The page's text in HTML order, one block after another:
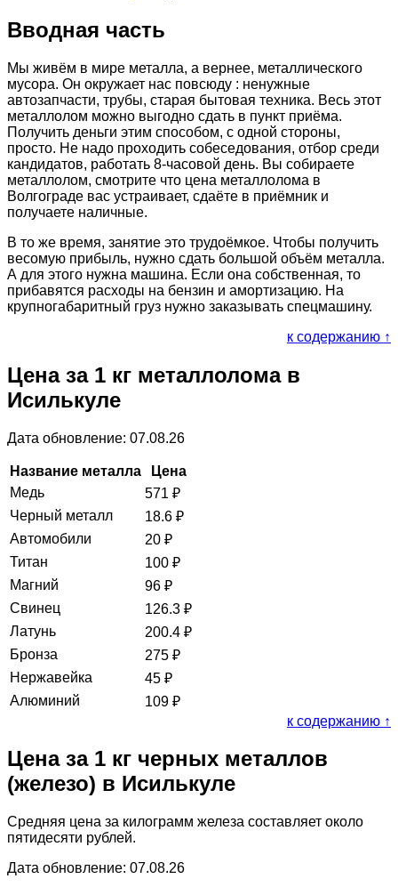
Вводная часть
Мы живём в мире металла, а вернее, металлического
мусора. Он окружает нас повсюду : ненужные
автозапчасти, трубы, старая бытовая техника. Весь этот
металлолом можно выгодно сдать в пункт приёма.
Получить деньги этим способом, с одной стороны,
просто. Не надо проходить собеседования, отбор среди
кандидатов, работать 8-часовой день. Вы собираете
металлолом, смотрите что цена металлолома в
Волгограде вас устраивает, сдаёте в приёмник и
получаете наличные.
В то же время, занятие это трудоёмкое. Чтобы получить
весомую прибыль, нужно сдать большой объём металла.
А для этого нужна машина. Если она собственная, то
прибавятся расходы на бензин и амортизацию. На
крупногабаритный груз нужно заказывать спецмашину.
к содержанию ↑
Цена за 1 кг металлолома в
Исилькуле
Дата обновление: 07.08.26
Название металла
Цена
Медь
571 ₽
Черный металл
18.6 ₽
Автомобили
20 ₽
Титан
100 ₽
Магний
96 ₽
Свинец
126.3 ₽
Латунь
200.4 ₽
Бронза
275 ₽
Нержавейка
45 ₽
Алюминий
109 ₽
к содержанию ↑
Цена за 1 кг черных металлов
(железо) в Исилькуле
Средняя цена за килограмм железа составляет около
пятидесяти рублей.
Дата обновление: 07.08.26